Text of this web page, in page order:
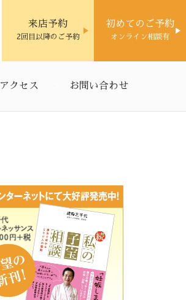
来店予約
2回目以降のご予約
初めてのご予約
オンライン相談有
アクセス お問い合わせ